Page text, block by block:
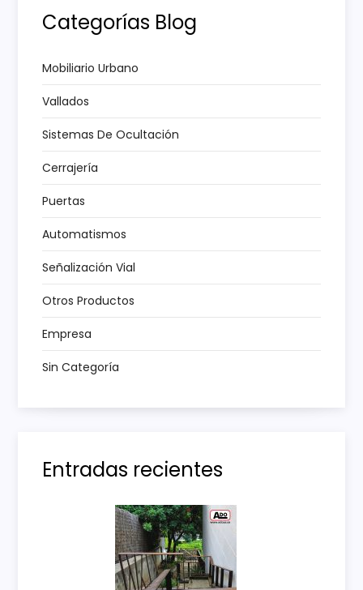
i
ó
n
d
e
e
n
t
r
a
d
s
Categorías Blog
Mobiliario Urbano
Vallados
Sistemas De Ocultación
Cerrajería
Puertas
Automatismos
Señalización Vial
Otros Productos
Empresa
Sin Categoría
Entradas recientes